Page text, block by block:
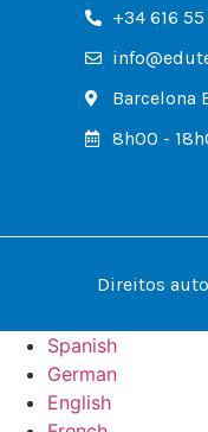
+34 616
Barcelona
8h00 -
Direitos
Spanish
German
English